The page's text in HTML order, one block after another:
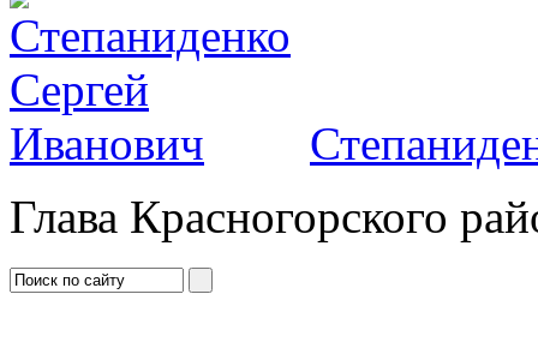
Глава Красногорского